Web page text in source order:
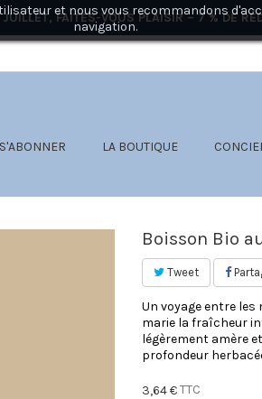
FAITES-VOUS PLAISIR – 7 % DE
S'ABONNER LA BOUTIQUE
et nous vous recommandons
navigation.
Boisson Bio
Tweet
Un voyage entre
marie la fraîcheur
légèrement amère
profondeur
3,64 €TTC